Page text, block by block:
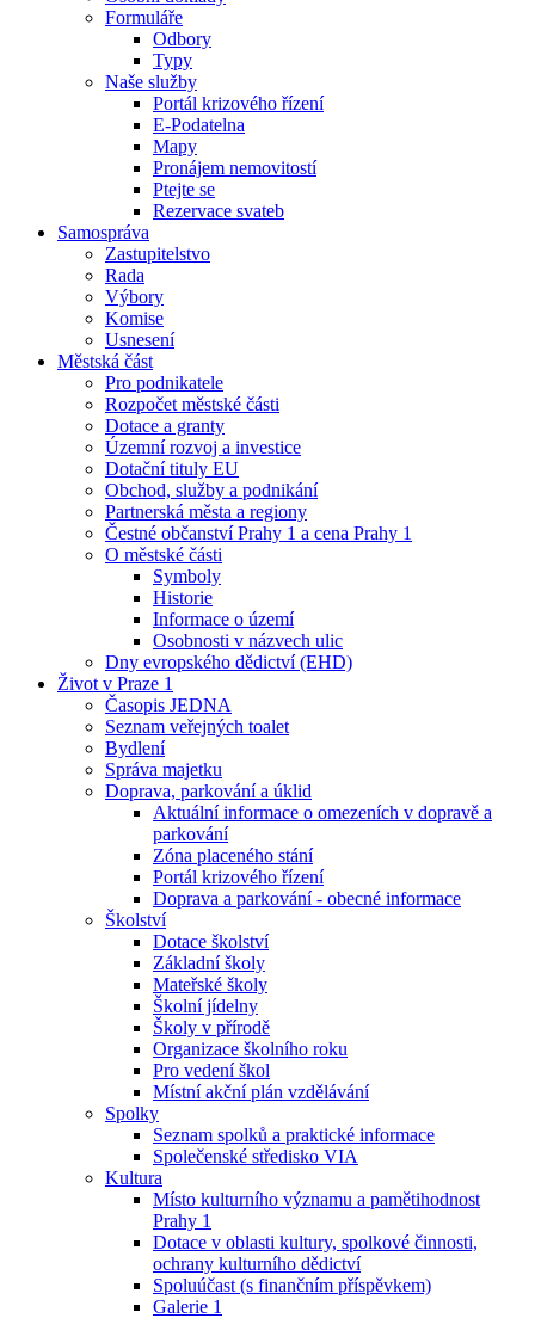
Formuláře
Odbory
Typy
Naše služby
Portál krizového řízení
E-Podatelna
Mapy
Pronájem nemovitostí
Ptejte se
Rezervace svateb
Samospráva
Zastupitelstvo
Rada
Výbory
Komise
Usnesení
Městská část
Pro podnikatele
Rozpočet městské části
Dotace a granty
Územní rozvoj a investice
Dotační tituly EU
Obchod, služby a podnikání
Partnerská města a regiony
Čestné občanství Prahy 1 a cena Prahy 1
O městské části
Symboly
Historie
Informace o území
Osobnosti v názvech ulic
Dny evropského dědictví (EHD)
Život v Praze 1
Časopis JEDNA
Seznam veřejných toalet
Bydlení
Správa majetku
Doprava, parkování a úklid
Aktuální informace o omezeních v dopravě a
parkování
Zóna placeného stání
Portál krizového řízení
Doprava a parkování - obecné informace
Školství
Dotace školství
Základní školy
Mateřské školy
Školní jídelny
Školy v přírodě
Organizace školního roku
Pro vedení škol
Místní akční plán vzdělávání
Spolky
Seznam spolků a praktické informace
Společenské středisko VIA
Kultura
Místo kulturního významu a pamětihodnost
Prahy 1
Dotace v oblasti kultury, spolkové činnosti,
ochrany kulturního dědictví
Spoluúčast (s finančním příspěvkem)
Galerie 1